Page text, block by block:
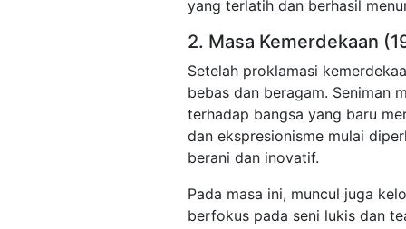
yang terlatih dan berhasil
2. Masa Kemerdekaan
Setelah proklamasi
bebas dan beragam. Seniman
terhadap bangsa yang baru
dan ekspresionisme mulai
berani dan inovatif.
Pada masa ini, muncul juga
berfokus pada seni lukis dan